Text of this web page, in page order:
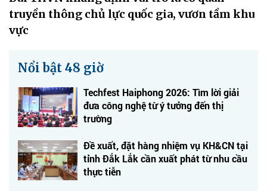
truyền thông chủ lực quốc gia, vươn tầm khu
vực
Nổi bật 48 giờ
Techfest Haiphong 2026: Tìm lời giải
đưa công nghệ từ ý tưởng đến thị
trường
Đề xuất, đặt hàng nhiệm vụ KH&CN tại
tỉnh Đắk Lắk cần xuất phát từ nhu cầu
thực tiễn